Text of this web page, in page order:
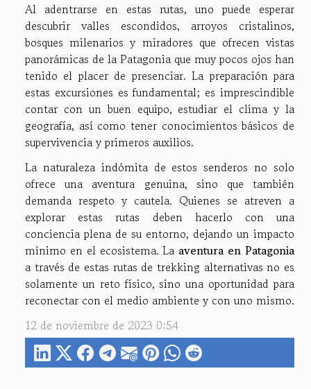
Al adentrarse en estas rutas, uno puede esperar
descubrir valles escondidos, arroyos cristalinos,
bosques milenarios y miradores que ofrecen vistas
panorámicas de la Patagonia que muy pocos ojos han
tenido el placer de presenciar. La preparación para
estas excursiones es fundamental; es imprescindible
contar con un buen equipo, estudiar el clima y la
geografía, así como tener conocimientos básicos de
supervivencia y primeros auxilios.
La naturaleza indómita de estos senderos no solo
ofrece una aventura genuina, sino que también
demanda respeto y cautela. Quienes se atreven a
explorar estas rutas deben hacerlo con una
conciencia plena de su entorno, dejando un impacto
mínimo en el ecosistema. La aventura en Patagonia
a través de estas rutas de trekking alternativas no es
solamente un reto físico, sino una oportunidad para
reconectar con el medio ambiente y con uno mismo.
12 de noviembre de 2023 0:54